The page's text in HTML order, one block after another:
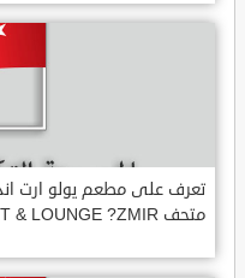
تعرف على مطعم يولو ارت
متحف YOLO ART & LOUNGE ?ZMIR